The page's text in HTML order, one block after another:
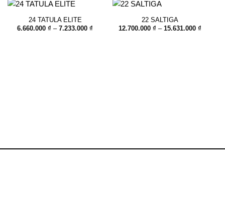
24 TATULA ELITE
6.660.000 ₫ – 7.233.000 ₫
22 SALTIGA
12.700.000 ₫ – 15.631.000 ₫